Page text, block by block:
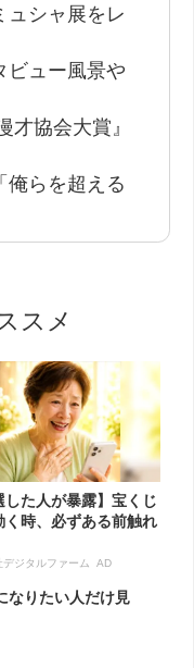
ュシャ展をレ
ビュー風景や
才協会大賞』
俺らを超える
スメ
した人が暴露】宝くじ
く時、必ずある前触れ
デジタルファーム AD
なりたい人だけ見